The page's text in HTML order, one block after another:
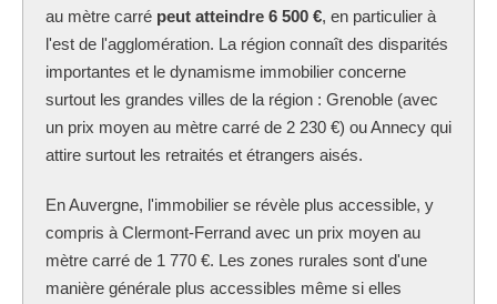
au mètre carré peut atteindre 6 500 €, en particulier à
l'est de l'agglomération. La région connaît des disparités
importantes et le dynamisme immobilier concerne
surtout les grandes villes de la région : Grenoble (avec
un prix moyen au mètre carré de 2 230 €) ou Annecy qui
attire surtout les retraités et étrangers aisés.
En Auvergne, l'immobilier se révèle plus accessible, y
compris à Clermont-Ferrand avec un prix moyen au
mètre carré de 1 770 €. Les zones rurales sont d'une
manière générale plus accessibles même si elles